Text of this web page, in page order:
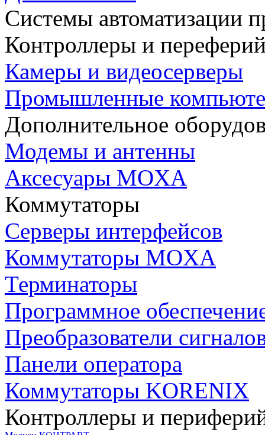
Системы автоматизации
Контроллеры и
Камеры и видеосерверы
Промышленные
Дополнительное
Модемы и антенны
Аксесуары MOXA
Коммутаторы
Серверы интерфейсов
Коммутаторы MOXA
Терминаторы
Программное
Преобразователи
Панели оператора
Коммутаторы KORENIX
Контроллеры и